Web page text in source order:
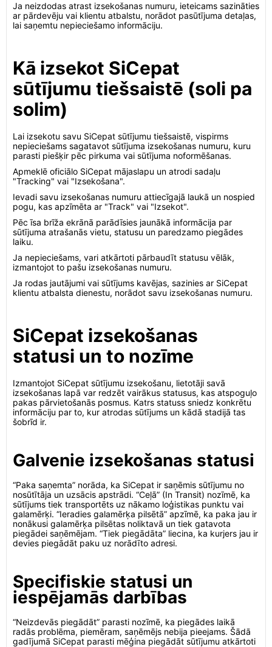
Ja neizdodas atrast izsekošanas numuru, ieteicams sazināties
ar pārdevēju vai klientu atbalstu, norādot pasūtījuma detaļas,
lai saņemtu nepieciešamo informāciju.
Kā izsekot SiCepat
sūtījumu tiešsaistē (soli pa
solim)
Lai izsekotu savu SiCepat sūtījumu tiešsaistē, vispirms
nepieciešams sagatavot sūtījuma izsekošanas numuru, kuru
parasti piešķir pēc pirkuma vai sūtījuma noformēšanas.
Apmeklē oficiālo SiCepat mājaslapu un atrodi sadaļu
"Tracking" vai "Izsekošana".
Ievadi savu izsekošanas numuru attiecīgajā laukā un nospied
pogu, kas apzīmēta ar "Track" vai "Izsekot".
Pēc īsa brīža ekrānā parādīsies jaunākā informācija par
sūtījuma atrašanās vietu, statusu un paredzamo piegādes
laiku.
Ja nepieciešams, vari atkārtoti pārbaudīt statusu vēlāk,
izmantojot to pašu izsekošanas numuru.
Ja rodas jautājumi vai sūtījums kavējas, sazinies ar SiCepat
klientu atbalsta dienestu, norādot savu izsekošanas numuru.
SiCepat izsekošanas
statusi un to nozīme
Izmantojot SiCepat sūtījumu izsekošanu, lietotāji savā
izsekošanas lapā var redzēt vairākus statusus, kas atspoguļo
pakas pārvietošanās posmus. Katrs statuss sniedz konkrētu
informāciju par to, kur atrodas sūtījums un kādā stadijā tas
šobrīd ir.
Galvenie izsekošanas statusi
“Paka saņemta” norāda, ka SiCepat ir saņēmis sūtījumu no
nosūtītāja un uzsācis apstrādi. “Ceļā” (In Transit) nozīmē, ka
sūtījums tiek transportēts uz nākamo loģistikas punktu vai
galamērķi. “Ieradies galamērķa pilsētā” apzīmē, ka paka jau ir
nonākusi galamērķa pilsētas noliktavā un tiek gatavota
piegādei saņēmējam. “Tiek piegādāta” liecina, ka kurjers jau ir
devies piegādāt paku uz norādīto adresi.
Specifiskie statusi un
iespējamās darbības
“Neizdevās piegādāt” parasti nozīmē, ka piegādes laikā
radās problēma, piemēram, saņēmējs nebija pieejams. Šādā
gadījumā SiCepat parasti mēģina piegādāt sūtījumu atkārtoti